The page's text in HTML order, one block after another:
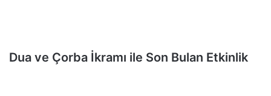
Dua ve Çorba İkramı ile Son Bulan Etkinlik